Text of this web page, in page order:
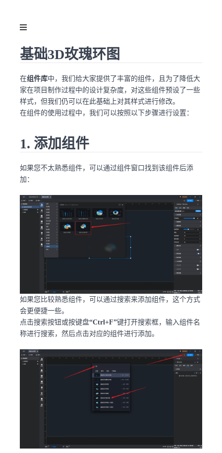
基础3D玫瑰环图
在组件库中，我们给大家提供了丰富的组件，且为了降低大
家在项目制作过程中的设计复杂度，对这些组件预设了一些
样式，但我们仍可以在此基础上对其样式进行修改。
在组件的使用过程中，我们可以按照以下步骤进行设置：
1. 添加组件
如果您不太熟悉组件，可以通过组件窗口找到该组件后添
加：
如果您比较熟悉组件，可以通过搜索来添加组件，这个方式
会更便捷一些。
点击搜索按钮或按键盘“Ctrl+F”键打开搜索框，输入组件名
称进行搜索，然后点击对应的组件进行添加。